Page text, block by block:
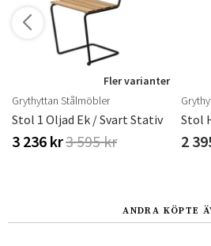
Fler varianter
Grythyttan Stålmöbler
Stol 1 Oljad Ek / Svart Stativ
3 236 kr3 595 kr 2
ANDRA KÖPTE